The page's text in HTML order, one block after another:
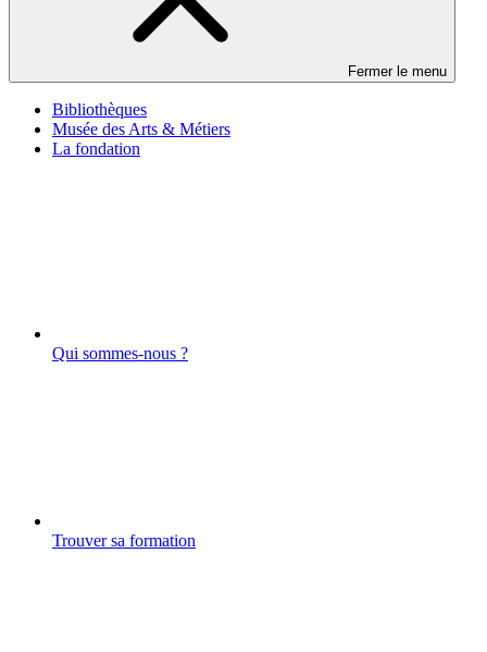
Fermer le menu
Bibliothèques
Musée des Arts & Métiers
La fondation
Qui sommes-nous ?
Trouver sa formation